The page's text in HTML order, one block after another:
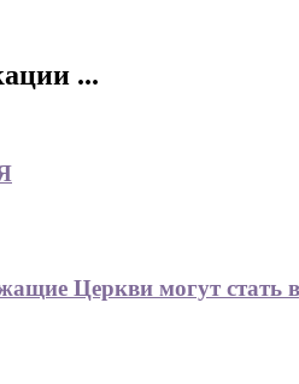
...
Церкви могут стать